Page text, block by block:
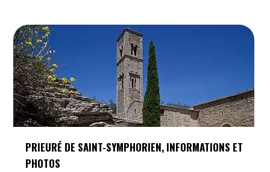
PRIEURÉ DE SAINT-SYMPHORIEN, INFORMATIONS ET
PHOTOS